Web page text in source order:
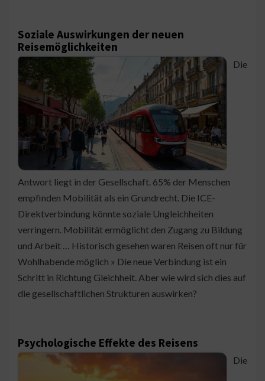
Soziale Auswirkungen der neuen
Reisemöglichkeiten
Die
Antwort liegt in der Gesellschaft. 65% der Menschen
empfinden Mobilität als ein Grundrecht. Die ICE-
Direktverbindung könnte soziale Ungleichheiten
verringern. Mobilität ermöglicht den Zugang zu Bildung
und Arbeit … Historisch gesehen waren Reisen oft nur für
Wohlhabende möglich » Die neue Verbindung ist ein
Schritt in Richtung Gleichheit. Aber wie wird sich dies auf
die gesellschaftlichen Strukturen auswirken?
Psychologische Effekte des Reisens
Die